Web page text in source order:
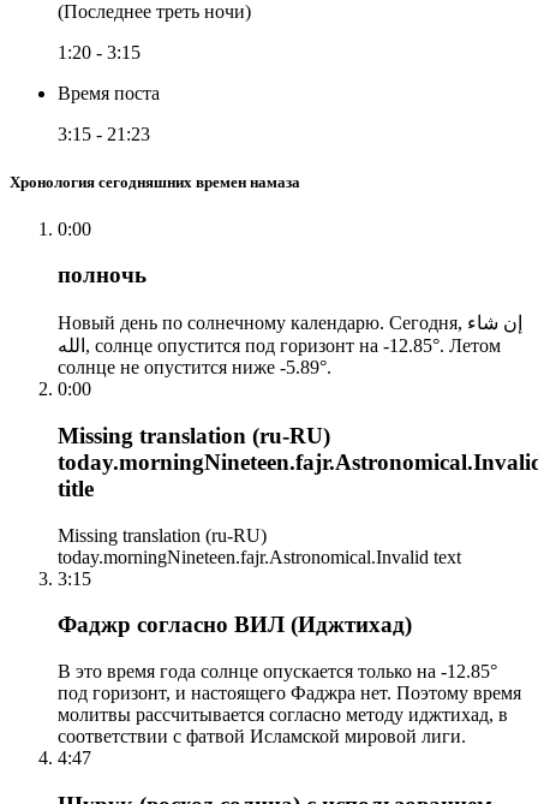
(Последнее треть ночи)
1:20 - 3:15
Время поста
3:15 - 21:23
Хронология сегодняшних времен намаза
0:00
полночь
Новый день по солнечному календарю. Сегодня, إن شاء
الله, солнце опустится под горизонт на -12.85°. Летом
солнце не опустится ниже -5.89°.
0:00
Missing translation (ru-RU)
title
Missing translation (ru-RU)
today.morningNineteen.fajr.Astronomical.Invalid text
3:15
Фаджр согласно ВИЛ (Иджтихад)
В это время года солнце опускается только на -12.85°
под горизонт, и настоящего Фаджра нет. Поэтому время
молитвы рассчитывается согласно методу иджтихад, в
соответствии с фатвой Исламской мировой лиги.
4:47